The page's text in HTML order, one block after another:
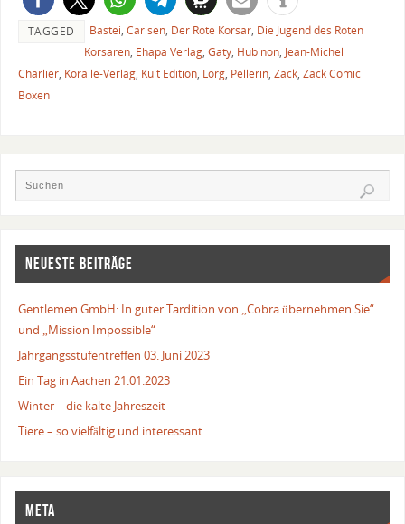
TAGGED Bastei, Carlsen, Der Rote Korsar, Die Jugend des Roten
Korsaren, Ehapa Verlag, Gaty, Hubinon, Jean-Michel
Charlier, Koralle-Verlag, Kult Edition, Lorg, Pellerin, Zack, Zack Comic
Boxen
NEUESTE BEITRÄGE
Gentlemen GmbH: In guter Tardition von „Cobra übernehmen Sie“
und „Mission Impossible“
Jahrgangsstufentreffen 03. Juni 2023
Ein Tag in Aachen 21.01.2023
Winter – die kalte Jahreszeit
Tiere – so vielfältig und interessant
META